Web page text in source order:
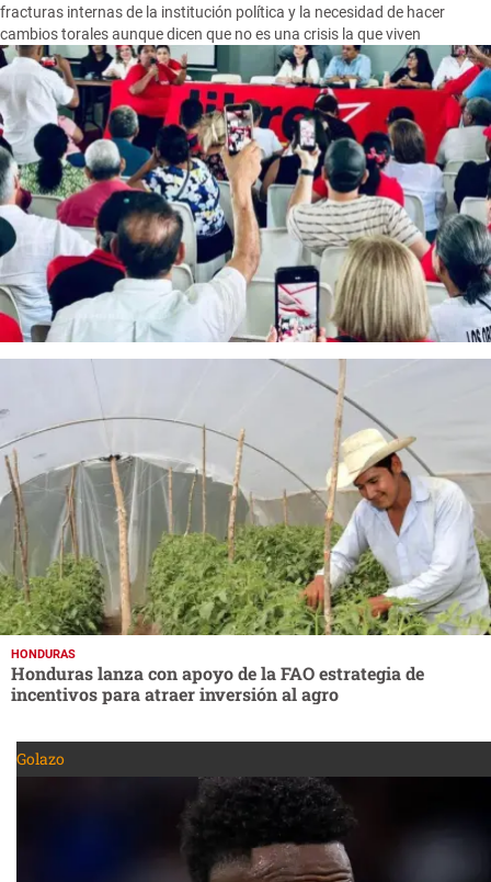
fracturas internas de la institución política y la necesidad de hacer
cambios torales aunque dicen que no es una crisis la que viven
HONDURAS
Honduras lanza con apoyo de la FAO estrategia de
incentivos para atraer inversión al agro
Golazo